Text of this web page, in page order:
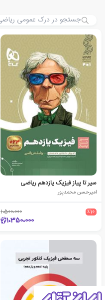
سیر تا پیاز فیزیک یازدهم ریاضی
امیرحسن محمدپور
٪10 1،500،000
1،350،000